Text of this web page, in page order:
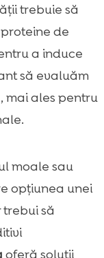
trebuie să
de
a induce
să evaluăm
mai ales pentru
moale sau
opțiunea unei
să
oferă soluții